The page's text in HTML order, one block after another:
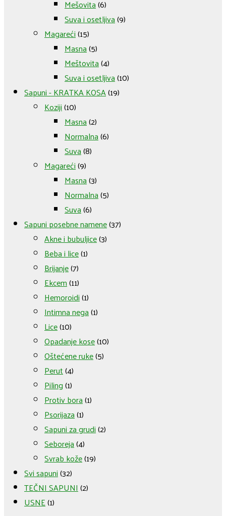
Mešovita(6)
Suva i osetljiva(9)
Magareći(15)
Masna(5)
Meštovita(4)
Suva i osetljiva(10)
Sapuni - KRATKA KOSA(19)
Koziji(10)
Masna(2)
Normalna(6)
Suva(8)
Magareći(9)
Masna(3)
Normalna(5)
Suva(6)
Sapuni posebne namene(37)
Akne i bubuljice(3)
Beba i lice(1)
Brijanje(7)
Ekcem(11)
Hemoroidi(1)
Intimna nega(1)
Lice(10)
Opadanje kose(10)
Oštećene ruke(5)
Perut(4)
Piling(1)
Protiv bora(1)
Psorijaza(1)
Sapuni za grudi(2)
Seboreja(4)
Svrab kože(19)
Svi sapuni(32)
TEČNI SAPUNI(2)
USNE(1)